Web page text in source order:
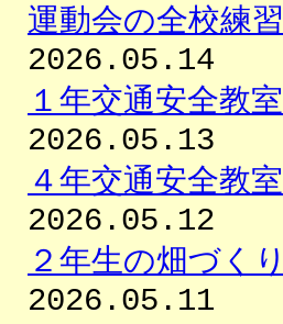
運動会の全校練習
2026.05.14
１年交通安全教室
2026.05.13
４年交通安全教室
2026.05.12
２年生の畑づくり
2026.05.11